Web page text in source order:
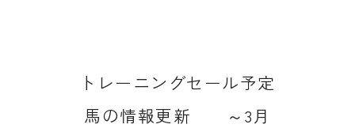
ト レー ニ ン グセ ール予定
馬の情報更新 ～ 3 月